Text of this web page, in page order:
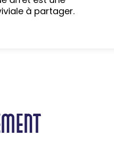
à partager.